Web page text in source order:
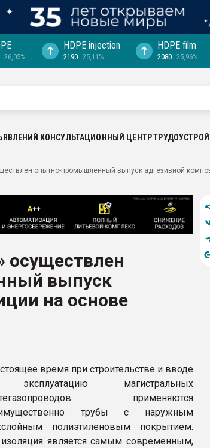
26,05%
HDPE injection
2190 25,11%
HDPE film
2080 25,96%
КОНСУЛЬТАЦИОННЫЙ ЦЕНТР
опытно-промышленный выпуск адгезивной
выпуск
на основе
время при строительстве и вводе
магистральных
применяются
трубы с наружным
полиэтиленовым покрытием.
является самым современным,